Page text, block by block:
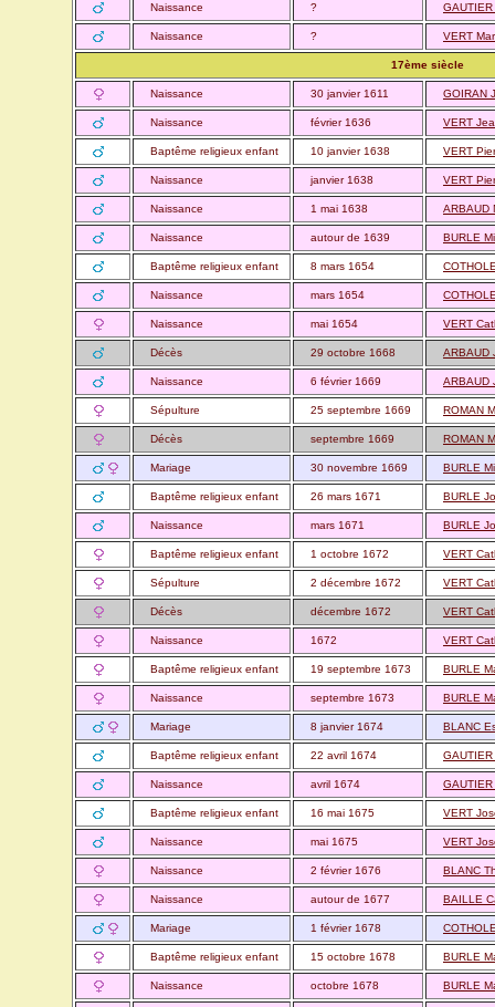
Naissance ?
Naissance ? VERT
17ème siècle
Naissance 30 janvier 1611 GOIRAN
Naissance février 1636 VERT
Baptême religieux enfant 10 janvier 1638 VERT
Naissance janvier 1638 VERT
Naissance 1 mai 1638 ARBAUD
Naissance autour de 1639 BURLE
Baptême religieux enfant 8 mars 1654
Naissance mars 1654
Naissance mai 1654 VERT
Décès 29 octobre 1668 ARBAUD
Naissance 6 février 1669 ARBAUD
Sépulture 25 septembre 1669 ROMAN
Décès septembre 1669 ROMAN
Mariage 30 novembre 1669 BURLE
Baptême religieux enfant 26 mars 1671 BURLE
Naissance mars 1671 BURLE
Baptême religieux enfant 1 octobre 1672 VERT
Sépulture 2 décembre 1672 VERT
Décès décembre 1672 VERT
Naissance 1672 VERT
Baptême religieux enfant 19 septembre 1673 BURLE
Naissance septembre 1673 BURLE
Mariage 8 janvier 1674 BLANC
Baptême religieux enfant 22 avril 1674
Naissance avril 1674
Baptême religieux enfant 16 mai 1675 VERT
Naissance mai 1675 VERT
Naissance 2 février 1676 BLANC
Naissance autour de 1677 BAILLE
Mariage 1 février 1678
Baptême religieux enfant 15 octobre 1678 BURLE
Naissance octobre 1678 BURLE